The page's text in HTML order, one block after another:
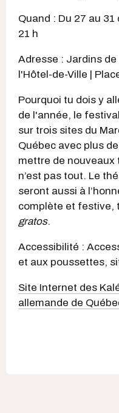
Quand : Du 27 au
21 h
Adresse : Jardins
l'Hôtel-de-Ville |
Pourquoi tu dois y
de l'année, le
sur trois sites du
Québec avec plus
mettre de nouveaux
n’est pas tout. Le
seront aussi à
complète et festive,
gratos.
Accessibilité :
et aux poussettes,
Site Internet des
allemande de